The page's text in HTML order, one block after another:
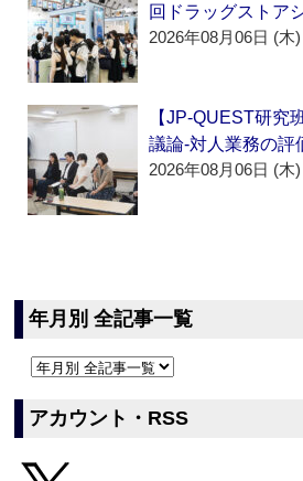
回ドラッグストア
2026年08月06日 (木)
【JP-QUEST研究
議論‐対人業務の評
2026年08月06日 (木)
年月別 全記事一覧
アカウント・RSS